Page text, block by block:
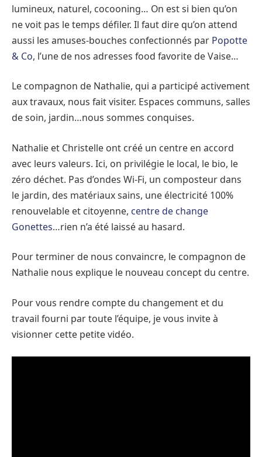
lumineux, naturel, cocooning… On est si bien qu’on
ne voit pas le temps défiler. Il faut dire qu’on attend
aussi les amuses-bouches confectionnés par Popotte
& Co, l’une de nos adresses food favorite de Vaise…
Le compagnon de Nathalie, qui a participé activement
aux travaux, nous fait visiter. Espaces communs, salles
de soin, jardin…nous sommes conquises.
Nathalie et Christelle ont créé un centre en accord
avec leurs valeurs. Ici, on privilégie le local, le bio, le
zéro déchet. Pas d’ondes Wi-Fi, un composteur dans
le jardin, des matériaux sains, une électricité 100%
renouvelable et citoyenne, centre de change
Gonettes…rien n’a été laissé au hasard.
Pour terminer de nous convaincre, le compagnon de
Nathalie nous explique le nouveau concept du centre.
Pour vous rendre compte du changement et du
travail fourni par toute l’équipe, je vous invite à
visionner cette petite vidéo.